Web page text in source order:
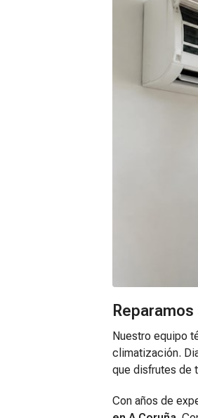
Nuestro equipo
climatización.
que disfrutes de
Con años de